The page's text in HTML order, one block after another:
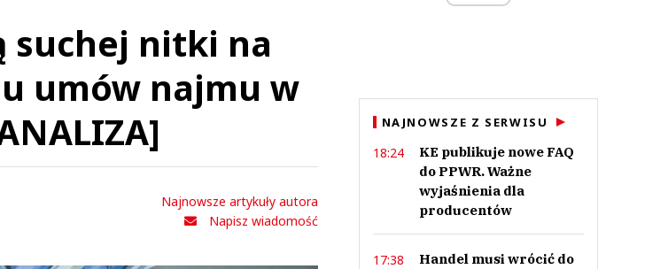
suchej nitki na
umów najmu w
Najnowsze artykuły autora
Napisz wiadomość
NAJNOWSZE Z SERWISU
18:24
KE publikuje nowe FAQ
do PPWR. Ważne
wyjaśnienia dla
producentów
17:38
Handel musi wrócić do